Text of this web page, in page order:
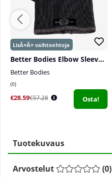
Better Bodies Elbow Sleeves, black
Better Bodies
0
€28.59€57.28 Osta!
Tuotekuvaus
Arvostelut (0)